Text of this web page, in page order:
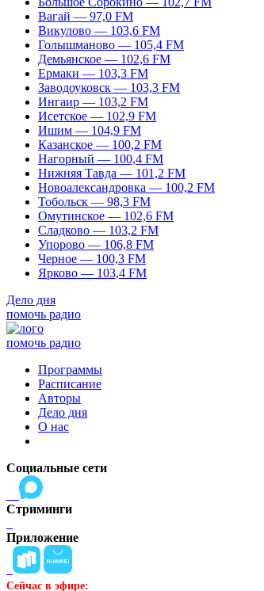
Вагай — 97,0 FM
Викулово — 103,6 FM
Голышманово — 105,4 FM
Демьянское — 102,6 FM
Ермаки — 103,3 FM
Заводоуковск — 103,3 FM
Ингаир — 103,2 FM
Исетское — 102,9 FM
Ишим — 104,9 FM
Казанское — 100,2 FM
Нагорный — 100,4 FM
Нижняя Тавда — 101,2 FM
Новоалександровка — 100,2 FM
Тобольск — 98,3 FM
Омутинское — 102,6 FM
Сладково — 103,2 FM
Упорово — 106,8 FM
Черное — 100,3 FM
Ярково — 103,4 FM
Дело дня
помочь радио
помочь радио
Программы
Расписание
Авторы
Дело дня
О нас
Социальные сети
Стриминги
Приложение
Сейчас в эфире: